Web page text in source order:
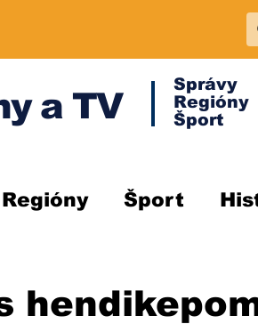
a TV
Správy
Regióny
Šport
Regióny Šport